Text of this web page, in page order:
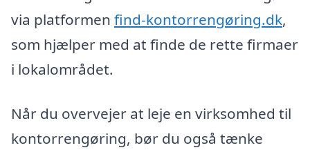
via platformen find-kontorrengøring.dk,
som hjælper med at finde de rette firmaer
i lokalområdet.
Når du overvejer at leje en virksomhed til
kontorrengøring, bør du også tænke